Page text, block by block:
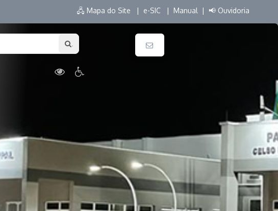
🖧 Mapa do Site | e-SIC | Manual | 📢 Ouvidoria